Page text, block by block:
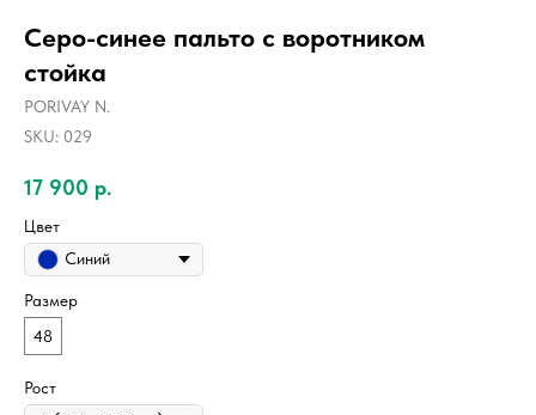
Серо-синее пальто с воротником
стойка
PORIVAY N.
SKU: 029
17 900 р.
Цвет
Синий
Размер
48
Рост